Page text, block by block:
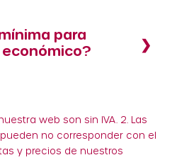
para
web son sin IVA. 2. Las
no corresponder con el
y precios de nuestros